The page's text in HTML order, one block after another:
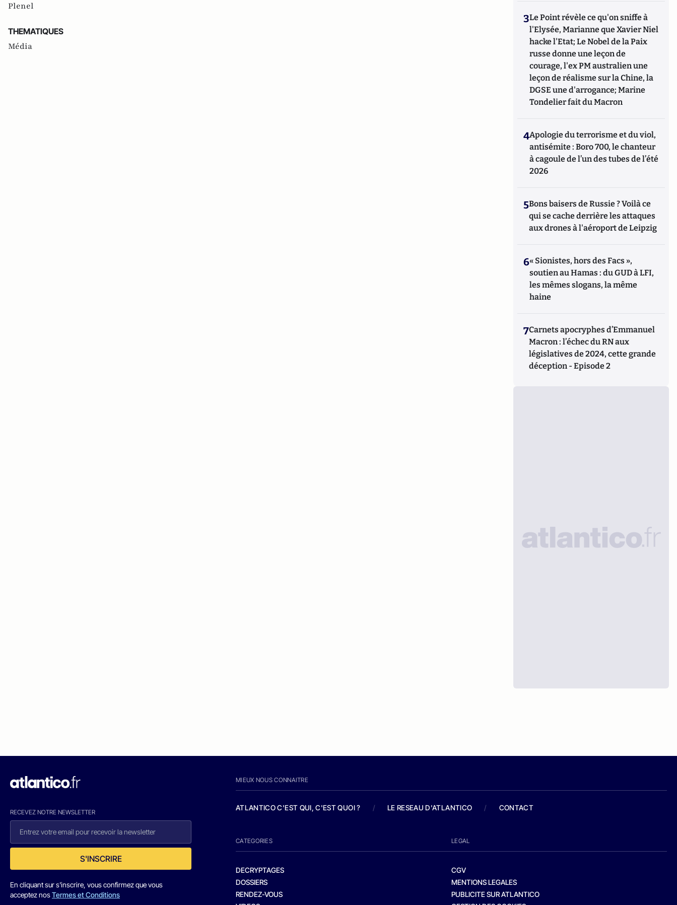
Plenel
THEMATIQUES
Média
3Le Point révèle ce qu'on sniffe à
l'Elysée, Marianne que Xavier Niel
hacke l'Etat; Le Nobel de la Paix
russe donne une leçon de
courage, l'ex PM australien une
leçon de réalisme sur la Chine, la
DGSE une d'arrogance; Marine
Tondelier fait du Macron
4Apologie du terrorisme et du viol,
antisémite : Boro 700, le chanteur
à cagoule de l’un des tubes de l’été
2026
5Bons baisers de Russie ? Voilà ce
qui se cache derrière les attaques
aux drones à l'aéroport de Leipzig
6« Sionistes, hors des Facs »,
soutien au Hamas : du GUD à LFI,
les mêmes slogans, la même
haine
7Carnets apocryphes d’Emmanuel
Macron : l’échec du RN aux
législatives de 2024, cette grande
déception - Episode 2
RECEVEZ NOTRE NEWSLETTER
S'INSCRIRE
En cliquant sur s'inscrire, vous confirmez que vous
acceptez nosTermes et Conditions
MIEUX NOUS CONNAITRE
ATLANTICO C'EST QUI, C'EST QUOI ? / LE RESEAU D'ATLANTICO / CONTACT
CATEGORIES
DECRYPTAGES
DOSSIERS
RENDEZ-VOUS
LEGAL
CGV
MENTIONS LEGALES
PUBLICITE SUR ATLANTICO